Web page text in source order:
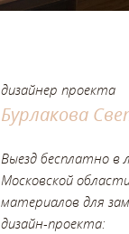
дизайнер проекта
Бурлакова
Выезд бесплатно в
Московской
материалов для
дизайн-проекта: